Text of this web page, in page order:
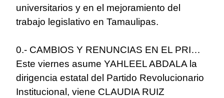
universitarios y en el mejoramiento del
trabajo legislativo en Tamaulipas.
0.- CAMBIOS Y RENUNCIAS EN EL PRI…
Este viernes asume YAHLEEL ABDALA la
dirigencia estatal del Partido Revolucionario
Institucional, viene CLAUDIA RUIZ